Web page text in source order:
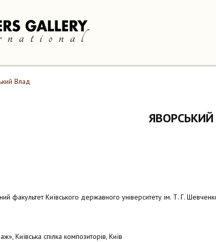
Влад
факультет Київського державного університету ім. Т. Г.
Київська спілка композиторів, Київ